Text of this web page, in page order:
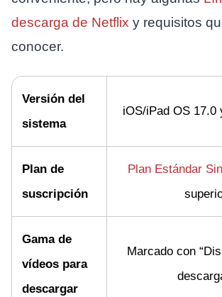
descarga de Netflix y requisitos
conocer.
Versión del
sistema
iOS/iPad OS 17.0
Plan de
suscripción
Plan Estándar
Gama de
vídeos para
descargar
Marcado con